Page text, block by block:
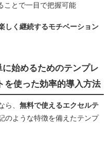
ことで一目で把握可能
しく継続するモチベーション
始めるためのテンプレ
を使った効率的導入方法
ら、 無料で使えるエクセルテ
のような特徴を備えたテンプ